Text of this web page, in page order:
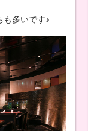
多いです♪